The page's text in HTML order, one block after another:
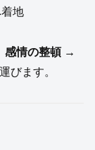
地
感情の整頓 →
びます。